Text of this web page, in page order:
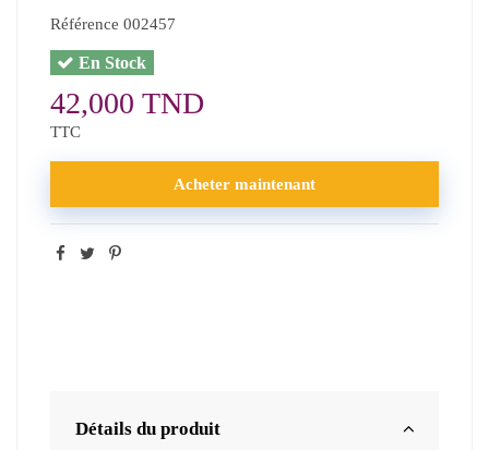
Référence 002457
En Stock
42,000 TND
TTC
Acheter maintenant
Détails du produit